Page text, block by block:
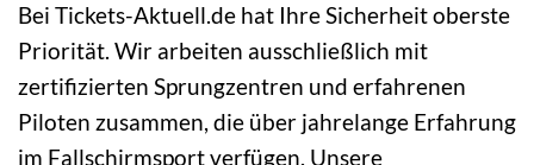
Bei Tickets-Aktuell.de hat Ihre Sicherheit oberste
Priorität. Wir arbeiten ausschließlich mit
zertifizierten Sprungzentren und erfahrenen
Piloten zusammen, die über jahrelange Erfahrung
im Fallschirmsport verfügen. Unsere